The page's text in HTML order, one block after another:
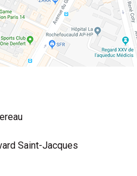
Saint-Jacques